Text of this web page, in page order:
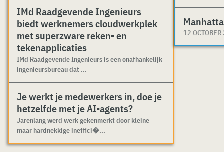
IMd Raadgevende Ingenieurs
biedt werknemers cloudwerkplek
met superzware reken- en
tekenapplicaties
IMd Raadgevende Ingenieurs is een onafhankelijk
ingenieursbureau dat ...
Je werkt je medewerkers in, doe je
hetzelfde met je AI-agents?
Jarenlang werd werk gekenmerkt door kleine
maar hardnekkige ineffici�...
12